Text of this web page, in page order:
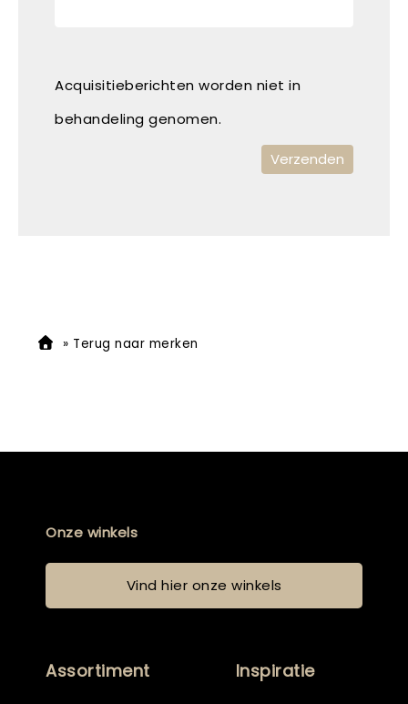
Acquisitieberichten worden niet in
behandeling genomen.
» Terug naar merken
Onze winkels
Vind hier onze winkels
Assortiment Inspiratie